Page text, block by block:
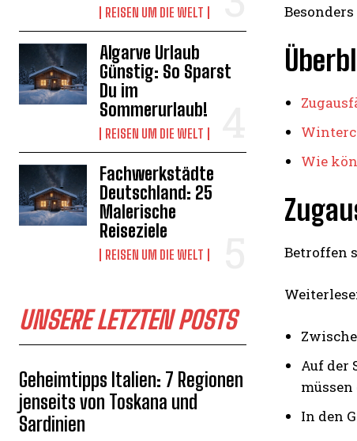
REISEN UM DIE WELT
Algarve Urlaub
Günstig: So Sparst
Du im
Sommerurlaub!
REISEN UM DIE WELT
Fachwerkstädte
Deutschland: 25
Malerische
Reiseziele
REISEN UM DIE WELT
UNSERE LETZTEN POSTS
Geheimtipps Italien: 7 Regionen
jenseits von Toskana und
Sardinien
Wie
Betroffen
Auf der
In den